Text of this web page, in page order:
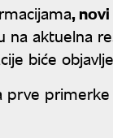
,
na aktuelna
biće
prve